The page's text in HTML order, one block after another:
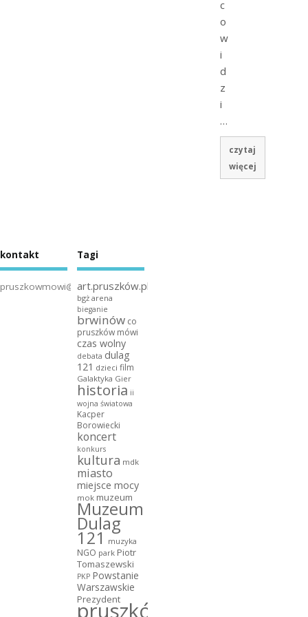
c
o
w
i
d
z
i
…
czytaj
więcej
kontakt
pruszkowmowi@gmail.com
Tagi
art.pruszków.pl
bgż arena
bieganie
brwinów co
pruszków mówi
czas wolny
debata dulag
121 dzieci film
Galaktyka Gier
historia ii
wojna światowa
Kacper
Borowiecki
koncert
konkurs
kultura mdk
miasto
miejsce mocy
mok muzeum
Muzeum
Dulag
121 muzyka
NGO park Piotr
Tomaszewski
PKP Powstanie
Warszawskie
Prezydent
pruszków